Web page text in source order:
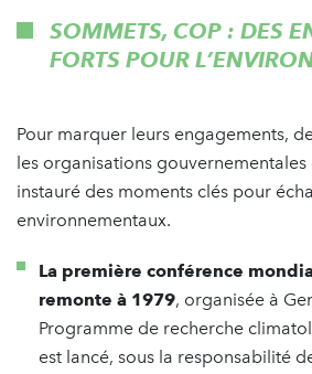
SOMMETS, COP : DES
FORTS POUR
Pour marquer leurs engagements,
les organisations
instauré des moments clés pour
environnementaux.
La première conférence
remonte à 1979, organisée à
Programme de recherche
est lancé, sous la responsabilité